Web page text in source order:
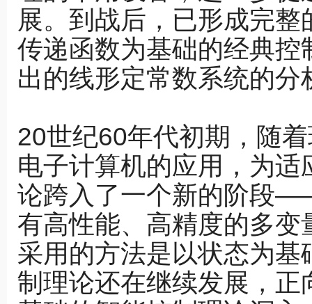
展。到战后，已形成完
传递函数为基础的经典
出的线形定常数系统的分
20世纪60年代初期，随
电子计算机的应用，为
论跨入了一个新的阶段
有高性能、高精度的多
采用的方法是以状态为
制理论还在继续发展，